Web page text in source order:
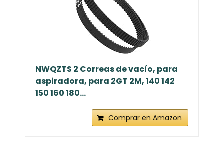
NWQZTS 2 Correas de vacío, para
aspiradora, para 2GT 2M, 140 142
150 160 180...
Comprar en Amazon